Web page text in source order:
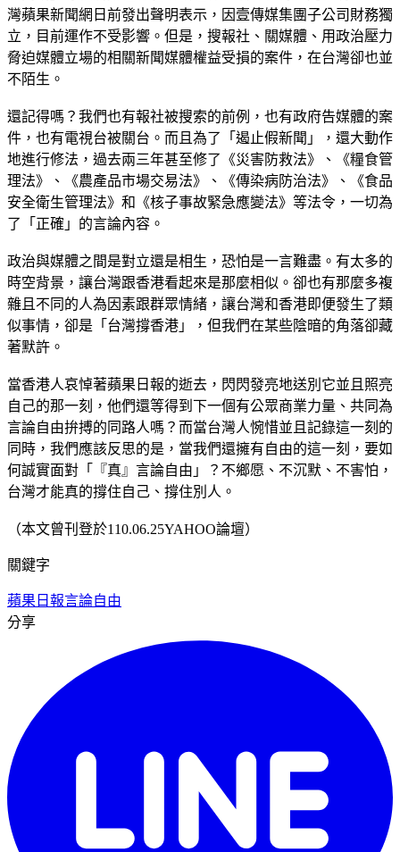
灣蘋果新聞網日前發出聲明表示，因壹傳媒集團子公司財務獨
立，目前運作不受影響。但是，搜報社、關媒體、用政治壓力
脅迫媒體立場的相關新聞媒體權益受損的案件，在台灣卻也並
不陌生。
還記得嗎？我們也有報社被搜索的前例，也有政府告媒體的案
件，也有電視台被關台。而且為了「遏止假新聞」，還大動作
地進行修法，過去兩三年甚至修了《災害防救法》、《糧食管
理法》、《農產品市場交易法》、《傳染病防治法》、《食品
安全衛生管理法》和《核子事故緊急應變法》等法令，一切為
了「正確」的言論內容。
政治與媒體之間是對立還是相生，恐怕是一言難盡。有太多的
時空背景，讓台灣跟香港看起來是那麼相似。卻也有那麼多複
雜且不同的人為因素跟群眾情緒，讓台灣和香港即便發生了類
似事情，卻是「台灣撐香港」，但我們在某些陰暗的角落卻藏
著默許。
當香港人哀悼著蘋果日報的逝去，閃閃發亮地送別它並且照亮
自己的那一刻，他們還等得到下一個有公眾商業力量、共同為
言論自由拚搏的同路人嗎？而當台灣人惋惜並且記錄這一刻的
同時，我們應該反思的是，當我們還擁有自由的這一刻，要如
何誠實面對「『真』言論自由」？不鄉愿、不沉默、不害怕，
台灣才能真的撐住自己、撐住別人。
（本文曾刊登於110.06.25YAHOO論壇）
關鍵字
蘋果日報言論自由
分享